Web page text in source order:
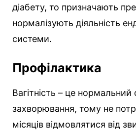
діабету, то призначають
нормалізують діяльність
системи.
Профілактика
Вагітність – це нормальний
захворювання, тому не
місяців відмовлятися від